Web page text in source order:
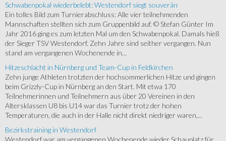
Schwabenpokal wiederbelebt: Westendorf siegt souverän
Ein tolles Bild zum Turnierabschluss: Alle vier teilnehmenden
Mannschaften stellten sich zum Gruppenbild auf. © Stefan Günter Im
Jahr 2016 ging es zum letzten Mal um den Schwabenpokal. Damals hieß
der Sieger TSV Westendorf. Zehn Jahre sind seither vergangen. Nun
stand am vergangenen Wochenende in...
Hitzeschlacht in Nürnberg und Team-Cup in Feldkirchen
Zehn junge Athleten trotzten der hochsommerlichen Hitze und gingen
beim Grizzly-Cup in Nürnberg an den Start. Mit etwa 170
Teilnehmerinnen und Teilnehmern aus über 20 Vereinen in den
Altersklassen U8 bis U14 war das Turnier trotz der hohen
Temperaturen, die auch in der Halle nicht direkt niedriger waren,...
Bezirkstraining in Westendorf
Westendorf war am vergangenen Wochenende wieder Schauplatz für